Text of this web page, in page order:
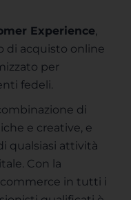
Experience,
di acquisto online
per
fedeli.
di
e creative, e
qualsiasi attività
Con la
in tutti i